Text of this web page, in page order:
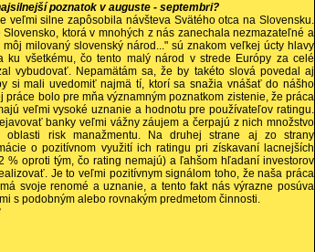
poznatok v auguste - septembri?
veľmi silne zapôsobila návšteva Svätého otca na Slovensku.
ktorá v mnohých z nás zanechala nezmazateľné a
milovaný slovenský národ..." sú znakom veľkej úcty hlavy
ku všetkému, čo tento malý národ v strede Európy za celé
vybudovať. Nepamätám sa, že by takéto slová povedal aj
si mali uvedomiť najmä tí, ktorí sa snažia vnášať do nášho
bolo pre mňa významným poznatkom zistenie, že práca
veľmi vysoké uznanie a hodnotu pre používateľov ratingu.
banky veľmi vážny záujem a čerpajú z nich množstvo
risk manažmentu. Na druhej strane aj zo strany
o pozitívnom využití ich ratingu pri získavaní lacnejších
% oproti tým, čo rating nemajú) a ľahšom hľadaní investorov
Je to veľmi pozitívnym signálom toho, že naša práca
svoje renomé a uznanie, a tento fakt nás výrazne posúva
s podobným alebo rovnakým predmetom činnosti.